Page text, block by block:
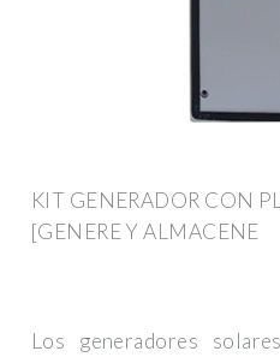
KIT GENERADOR CON
[GENERE Y ALMACENE
Los generadores